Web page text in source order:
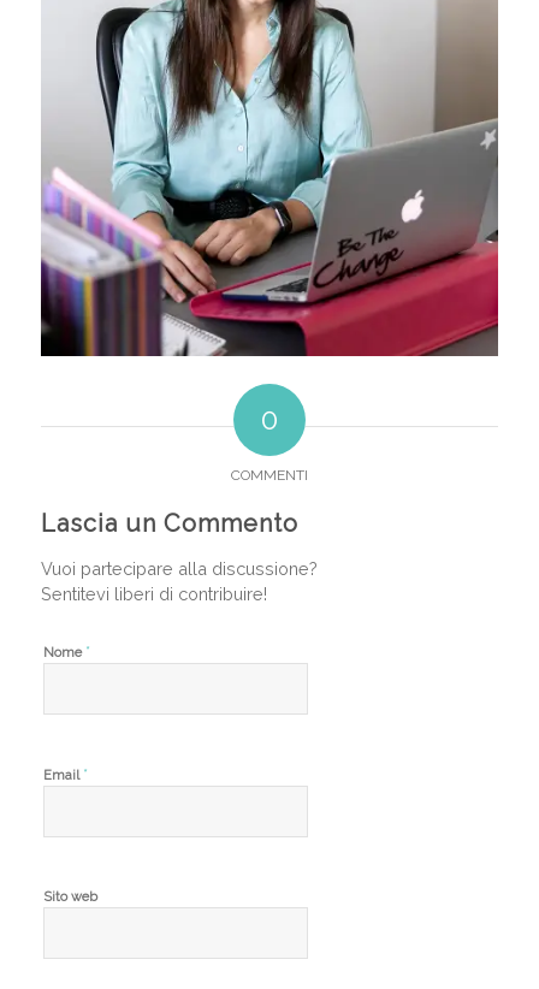
0
COMMENTI
Lascia un Commento
Vuoi partecipare alla discussione?
Sentitevi liberi di contribuire!
Nome *
Email *
Sito web